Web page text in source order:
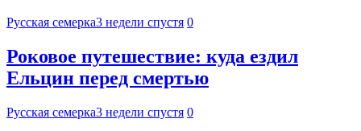
Русская семерка3 недели спустя 0
Роковое путешествие: куда ездил
Ельцин перед смертью
Русская семерка3 недели спустя 0